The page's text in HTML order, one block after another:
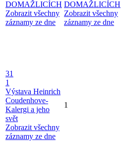
DOMAŽLICÍCH
Zobrazit všechny
záznamy ze dne
DOMAŽLICÍCH
Zobrazit všechny
záznamy ze dne
31
1
Výstava Heinrich
Coudenhove-
Kalergi a jeho
svět
Zobrazit všechny
záznamy ze dne
1